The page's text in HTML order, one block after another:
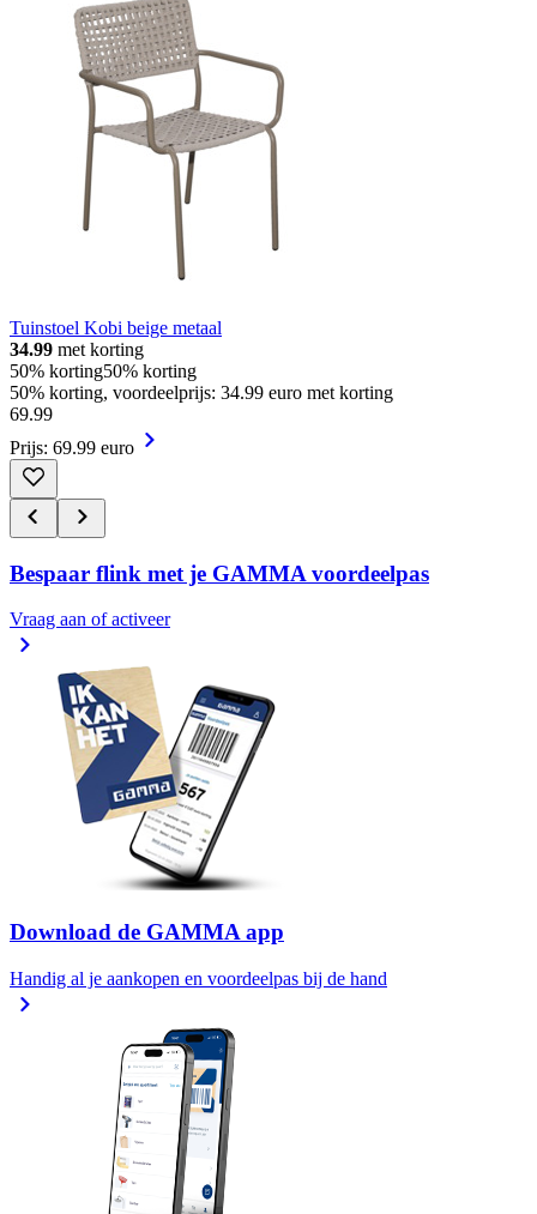
Tuinstoel Kobi beige metaal
34.99 met korting
50% korting50% korting
50% korting, voordeelprijs: 34.99 euro met korting
69.99
Prijs: 69.99 euro
Bespaar flink met je GAMMA voordeelpas
Vraag aan of activeer
Download de GAMMA app
Handig al je aankopen en voordeelpas bij de hand